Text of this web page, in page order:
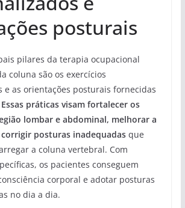
posturais
pilares da terapia ocupacional
coluna são os exercícios
e as orientações posturais fornecidas
Essas práticas visam fortalecer os
lombar e abdominal, melhorar a
posturas inadequadasque
a coluna vertebral. Com
os pacientes conseguem
corporal e adotar posturas
no dia a dia.